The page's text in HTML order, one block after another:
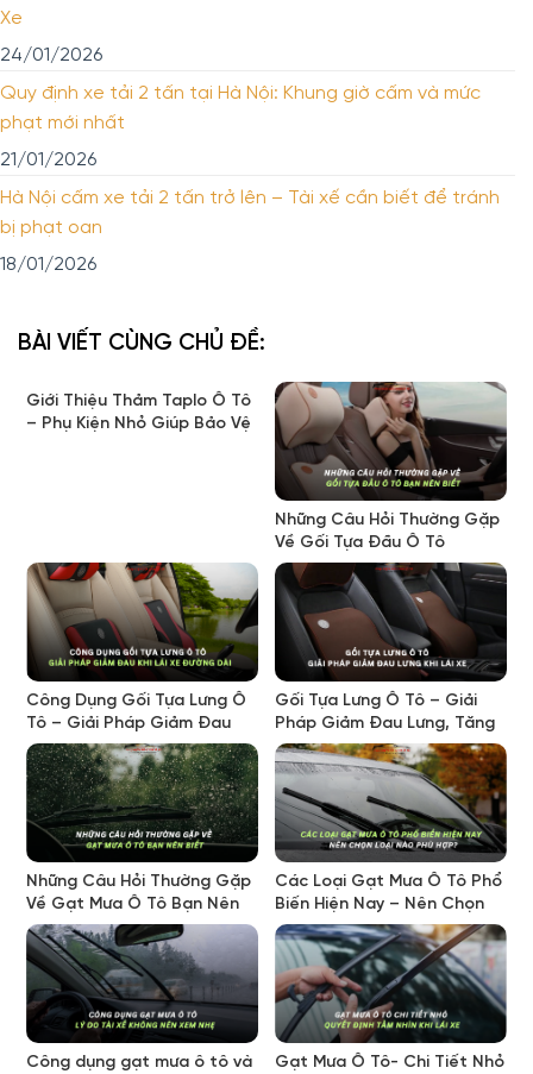
Xe
24/01/2026
Quy định xe tải 2 tấn tại Hà Nội: Khung giờ cấm và mức
phạt mới nhất
21/01/2026
Hà Nội cấm xe tải 2 tấn trở lên – Tài xế cần biết để tránh
bị phạt oan
18/01/2026
BÀI VIẾT CÙNG CHỦ ĐỀ:
Giới Thiệu Thảm Taplo Ô Tô
– Phụ Kiện Nhỏ Giúp Bảo Vệ
Những Câu Hỏi Thường Gặp
Về Gối Tựa Đầu Ô Tô
Công Dụng Gối Tựa Lưng Ô
Tô – Giải Pháp Giảm Đau
Mỏi Khi Lái Xe Đường Dài
Gối Tựa Lưng Ô Tô – Giải
Pháp Giảm Đau Lưng, Tăng
Thoải Mái Khi Lái Xe
Những Câu Hỏi Thường Gặp
Về Gạt Mưa Ô Tô Bạn Nên
Biết
Các Loại Gạt Mưa Ô Tô Phổ
Biến Hiện Nay – Nên Chọn
Loại Nào Phù Hợp?
Công dụng gạt mưa ô tô và
Gạt Mưa Ô Tô- Chi Tiết Nhỏ